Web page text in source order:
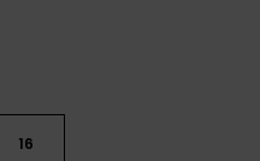
16